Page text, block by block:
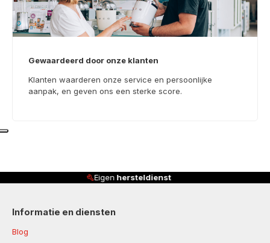
Gewaardeerd door onze klanten
Klanten waarderen onze service en persoonlijke
aanpak, en geven ons een sterke score.
Klanten beoordelen ons met
Informatie en diensten
Blog